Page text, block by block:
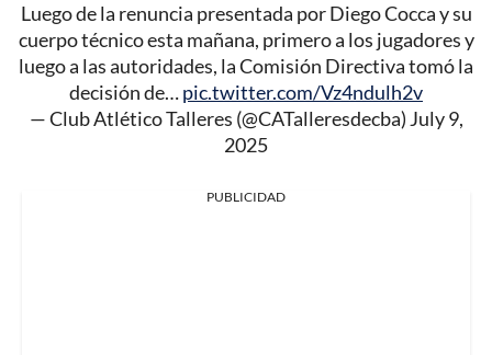
Luego de la renuncia presentada por Diego Cocca y su
cuerpo técnico esta mañana, primero a los jugadores y
luego a las autoridades, la Comisión Directiva tomó la
decisión de…pic.twitter.com/Vz4ndulh2v
— Club Atlético Talleres (@CATalleresdecba) July 9,
2025
PUBLICIDAD